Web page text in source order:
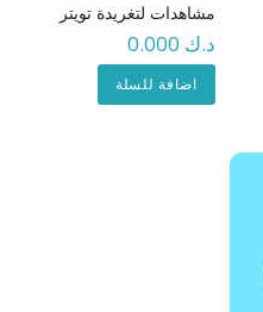
مشاهدات لتغريدة تويتر
د.ك 0.000
اضافة للسلة